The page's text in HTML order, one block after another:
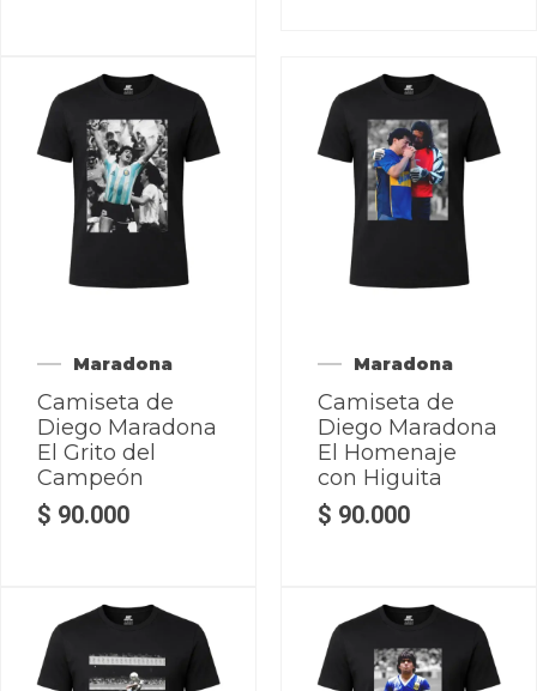
Maradona
Camiseta de
Diego Maradona
El Grito del
Campeón
$ 90.000
Maradona
Camiseta de
Diego Maradona
El Homenaje
con Higuita
$ 90.000